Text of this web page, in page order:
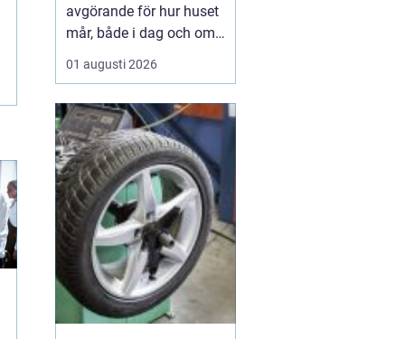
avgörande för hur huset
mår, både i dag och om
tjugo år. I Katrineholm
märks varje årstid
regniga höstar och heta
sommardagar sliter hårt
på...
01 augusti 2026